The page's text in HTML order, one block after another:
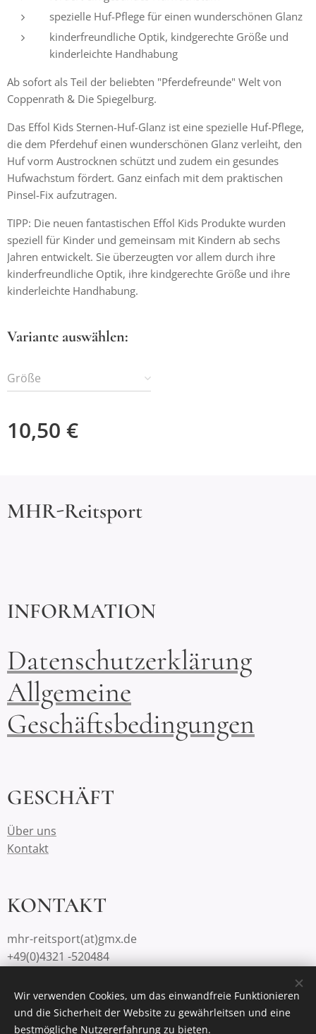
spezielle Huf-Pflege für einen wunderschönen Glanz
kinderfreundliche Optik, kindgerechte Größe und
kinderleichte Handhabung
Ab sofort als Teil der beliebten "Pferdefreunde" Welt von
Coppenrath & Die Spiegelburg.
Das Effol Kids Sternen-Huf-Glanz ist eine spezielle Huf-Pflege,
die dem Pferdehuf einen wunderschönen Glanz verleiht, den
Huf vorm Austrocknen schützt und zudem ein gesundes
Hufwachstum fördert. Ganz einfach mit dem praktischen
Pinsel-Fix aufzutragen.
TIPP: Die neuen fantastischen Effol Kids Produkte wurden
speziell für Kinder und gemeinsam mit Kindern ab sechs
Jahren entwickelt. Sie überzeugten vor allem durch ihre
kinderfreundliche Optik, ihre kindgerechte Größe und ihre
kinderleichte Handhabung.
Variante auswählen:
Größe
10,50 €
MHR-Reitsport
INFORMATION
Datenschutzerklärung
Allgemeine
Geschäftsbedingungen
GESCHÄFT
Über uns
Kontakt
KONTAKT
mhr-reitsport(at)gmx.de
+49(0)4321 -520484
Unterstützt vonWebnode Cookies
Wir verwenden Cookies, um das einwandfreie Funktionieren
und die Sicherheit der Website zu gewährleitsen und eine
bestmögliche Nutzererfahrung zu bieten.